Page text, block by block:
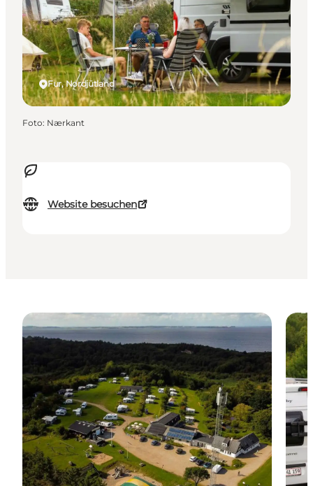
Website besuchen
Fur, Nordjütland
Foto: Nærkant